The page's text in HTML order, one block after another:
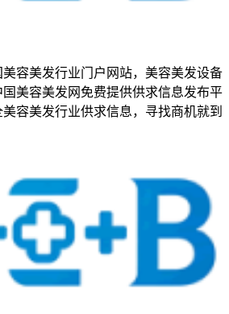
容美发行业门户网站，美容美发设备
美容美发网免费提供供求信息发布平
容美发行业供求信息，寻找商机就到